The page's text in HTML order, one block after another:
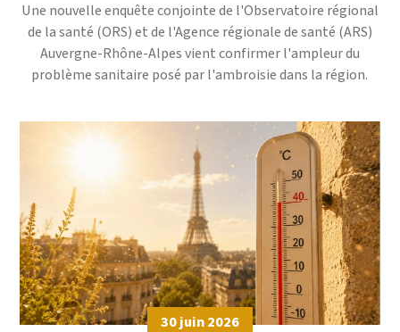
Une nouvelle enquête conjointe de l'Observatoire régional
de la santé (ORS) et de l'Agence régionale de santé (ARS)
Auvergne-Rhône-Alpes vient confirmer l'ampleur du
problème sanitaire posé par l'ambroisie dans la région.
30 juin 2026